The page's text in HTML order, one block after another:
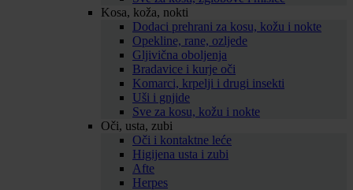
Kosa, koža, nokti
Dodaci prehrani za kosu, kožu i nokte
Opekline, rane, ozljede
Gljivična oboljenja
Bradavice i kurje oči
Komarci, krpelji i drugi insekti
Uši i gnjide
Sve za kosu, kožu i nokte
Oči, usta, zubi
Oči i kontaktne leće
Higijena usta i zubi
Afte
Herpes